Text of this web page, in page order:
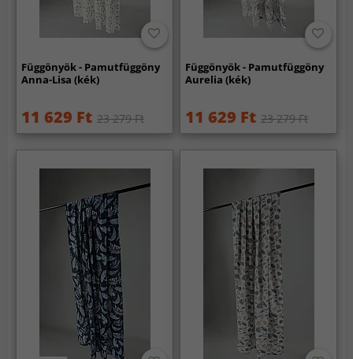
Függönyök - Pamutfüggöny
Anna-Lisa (kék)
11 629 Ft 23 279 Ft
Függönyök - Pamutfüggöny
Aurelia (kék)
11 629 Ft 23 279 Ft